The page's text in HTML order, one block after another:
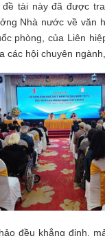
đề tài này đã được
Nhà nước về văn
phòng, của Liên
các hội chuyên
đều khẳng định,